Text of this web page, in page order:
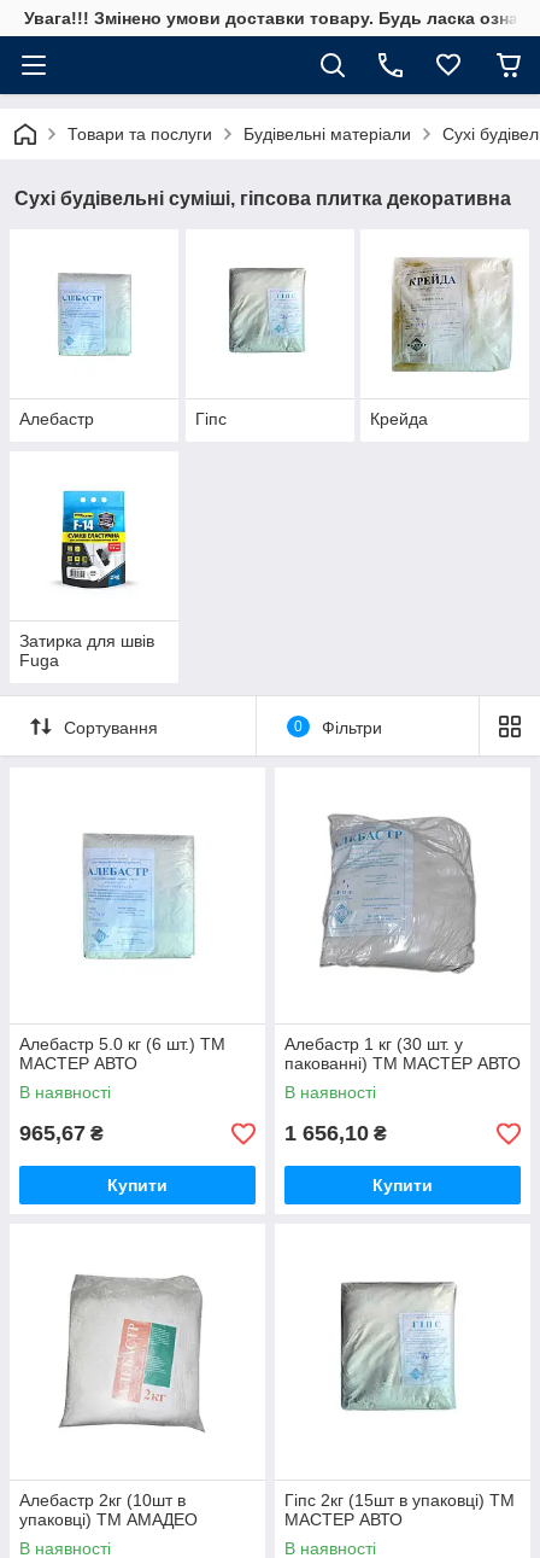
Увага!!! Змінено умови доставки товару. Будь ласка
Товари та послуги Будівельні матеріали Сухі
Сухі будівельні суміші, гіпсова плитка декоративна
Алебастр Гіпс Крейда
Затирка для швів
Fuga
Сортування 0 Фільтри
Алебастр 5.0 кг (6 шт.) ТМ
МАСТЕР АВТО
В наявності
965,67 ₴
Купити
Алебастр 1 кг (30 шт. у
пакованні) ТМ МАСТЕР АВТО
В наявності
1 656,10 ₴
Купити
Алебастр 2кг (10шт в
упаковці) ТМ АМАДЕО
В наявності
Гіпс 2кг (15шт в упаковці) ТМ
МАСТЕР АВТО
В наявності